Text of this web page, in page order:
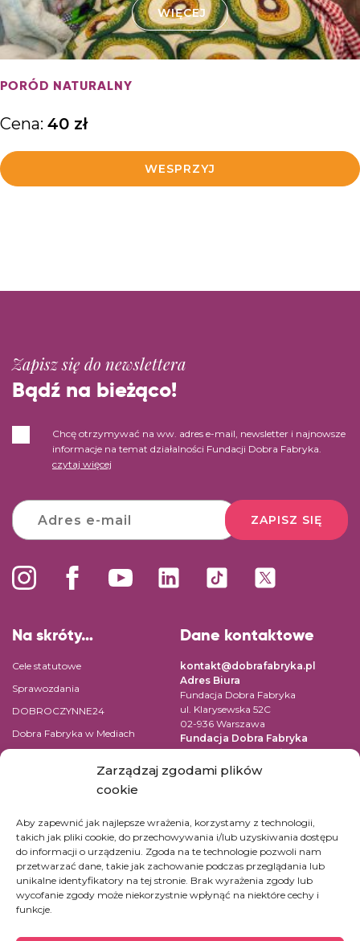
Zarządzaj zgodami plików
cookie
Aby zapewnić jak najlepsze wrażenia, korzystamy z technologii,
takich jak pliki cookie, do przechowywania i/lub uzyskiwania dostępu
do informacji o urządzeniu. Zgoda na te technologie pozwoli nam
przetwarzać dane, takie jak zachowanie podczas przeglądania lub
unikalne identyfikatory na tej stronie. Brak wyrażenia zgody lub
wycofanie zgody może niekorzystnie wpłynąć na niektóre cechy i
funkcje.
WIĘCEJ
PORÓD NATURALNY
Cena: 40 zł
WESPRZYJ
Zapisz się do newslettera
Bądź na bieżąco!
Chcę otrzymywać na ww. adres e-mail, newsletter i najnowsze
informacje na temat działalności Fundacji Dobra Fabryka.
czytaj więcej
ZAPISZ SIĘ
Na skróty…
Cele statutowe
Sprawozdania
DOBROCZYNNE24
Dobra Fabryka w Mediach
Polityka prywatności
Dane kontaktowe
kontakt@dobrafabryka.pl
Adres Biura
Fundacja Dobra Fabryka
ul. Klarysewska 52C
02-936 Warszawa
Fundacja Dobra Fabryka
ul. Pomiechowska 47/14
04-694 Warszawa
KRS: 0000519542
Numer konta dla wpłat w PLN:
45 1090 1883 0000 0001 2390
7365
Konta dla innych walut kliknij